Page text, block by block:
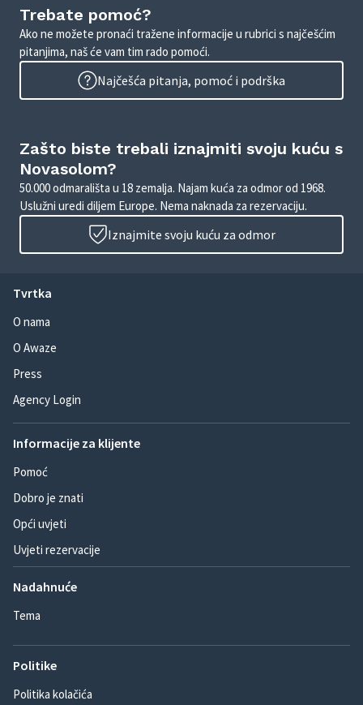
Trebate pomoć?
Ako ne možete pronaći tražene informacije u rubrici s najčešćim
pitanjima, naš će vam tim rado pomoći.
Najčešća pitanja, pomoć i podrška
Zašto biste trebali iznajmiti svoju kuću s
Novasolom?
50.000 odmarališta u 18 zemalja. Najam kuća za odmor od 1968.
Uslužni uredi diljem Europe. Nema naknada za rezervaciju.
Iznajmite svoju kuću za odmor
Tvrtka
O nama
O Awaze
Press
Agency Login
Informacije za klijente
Pomoć
Dobro je znati
Opći uvjeti
Uvjeti rezervacije
Nadahnuće
Tema
Politike
Politika kolačića